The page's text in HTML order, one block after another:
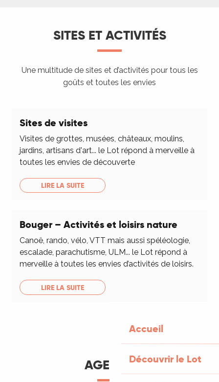
Accueil
Découvrir le Lot
SITES ET ACTIVITÉS
Une multitude de sites et d’activités pour tous les
goûts et toutes les envies
Sites de visites
Visites de grottes, musées, châteaux, moulins,
jardins, artisans d'art... le Lot répond à merveille à
toutes les envies de découverte
LIRE LA SUITE
Bouger – Activités et loisirs nature
Canoë, rando, vélo, VTT mais aussi spéléologie,
escalade, parachutisme, ULM... le Lot répond à
merveille à toutes les envies d’activités de loisirs.
LIRE LA SUITE
AGENDA